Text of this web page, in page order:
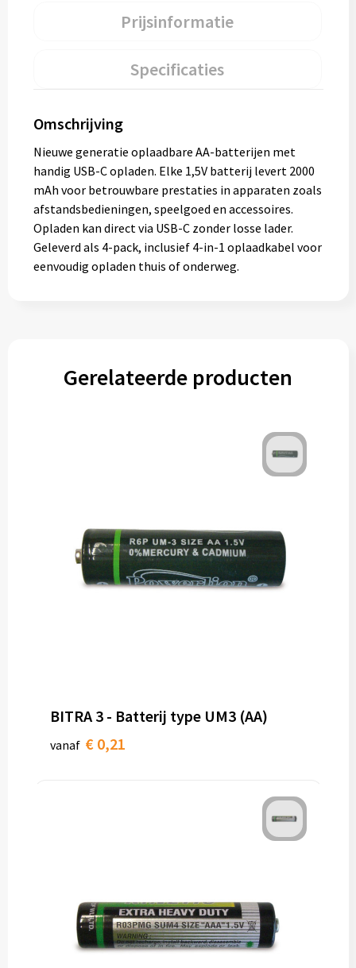
Prijsinformatie
Specificaties
Omschrijving
Nieuwe generatie oplaadbare AA-batterijen met
handig USB-C opladen. Elke 1,5V batterij levert 2000
mAh voor betrouwbare prestaties in apparaten zoals
afstandsbedieningen, speelgoed en accessoires.
Opladen kan direct via USB-C zonder losse lader.
Geleverd als 4-pack, inclusief 4-in-1 oplaadkabel voor
eenvoudig opladen thuis of onderweg.
Gerelateerde producten
BITRA 3 - Batterij type UM3 (AA)
vanaf € 0,21